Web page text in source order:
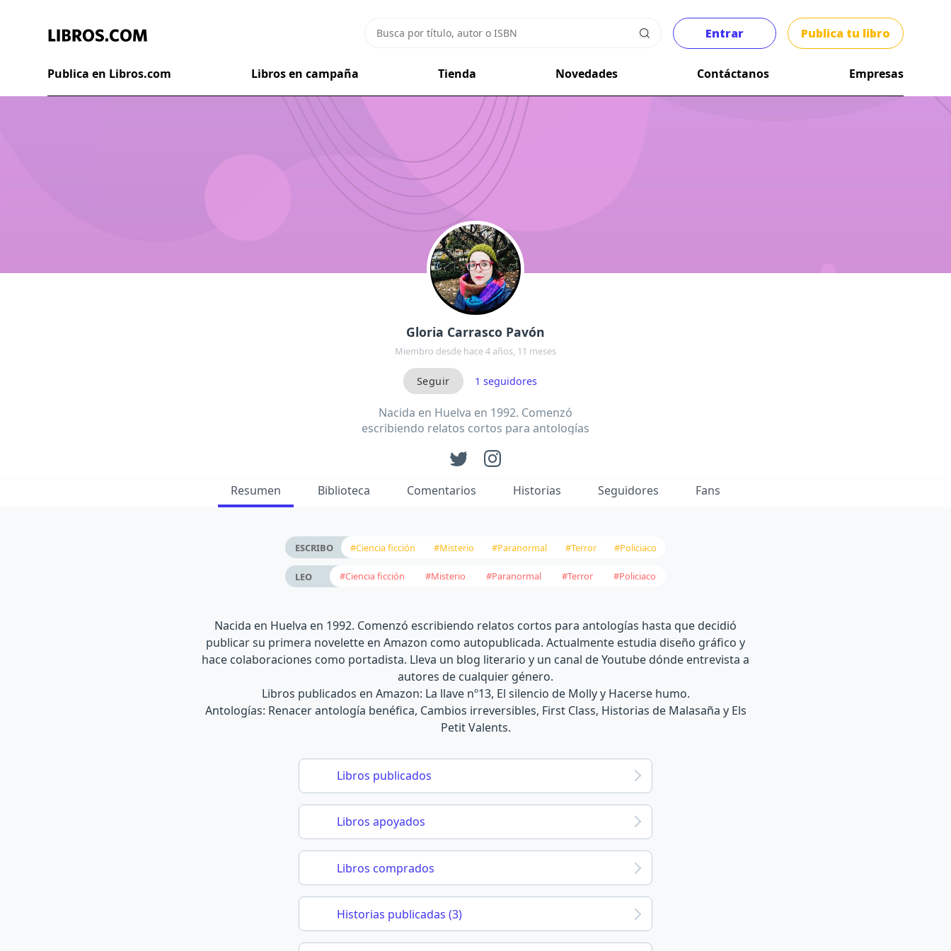
Entrar Publica tu libro
Publica en Libros.com Libros en campaña Tienda Novedades Contáctanos Empresas
Gloria Carrasco Pavón
Miembro desde hace 4 años, 11 meses
1 seguidores
Nacida en Huelva en 1992. Comenzó
escribiendo relatos cortos para antologías
Resumen Biblioteca Comentarios Historias Seguidores Fans
ESCRIBO #Ciencia ficción #Misterio #Paranormal #Terror #Policiaco
LEO #Ciencia ficción #Misterio #Paranormal #Terror #Policiaco
Nacida en Huelva en 1992. Comenzó escribiendo relatos cortos para antologías hasta que decidió
publicar su primera novelette en Amazon como autopublicada. Actualmente estudia diseño gráfico y
hace colaboraciones como portadista. Lleva un blog literario y un canal de Youtube dónde entrevista a
autores de cualquier género.
Libros publicados en Amazon: La llave nº13, El silencio de Molly y Hacerse humo.
Antologías: Renacer antología benéfica, Cambios irreversibles, First Class, Historias de Malasaña y Els
Petit Valents.
Libros publicados
Libros apoyados
Libros comprados
Historias publicadas (3)